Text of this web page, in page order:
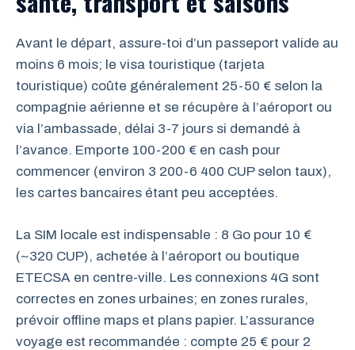
Avant le départ, assure-toi d’un passeport valide au
moins 6 mois; le visa touristique (tarjeta
touristique) coûte généralement 25-50 € selon la
compagnie aérienne et se récupère à l’aéroport ou
via l’ambassade, délai 3-7 jours si demandé à
l’avance. Emporte 100-200 € en cash pour
commencer (environ 3 200-6 400 CUP selon taux),
les cartes bancaires étant peu acceptées.
La SIM locale est indispensable : 8 Go pour 10 €
(~320 CUP), achetée à l’aéroport ou boutique
ETECSA en centre-ville. Les connexions 4G sont
correctes en zones urbaines; en zones rurales,
prévoir offline maps et plans papier. L’assurance
voyage est recommandée : compte 25 € pour 2